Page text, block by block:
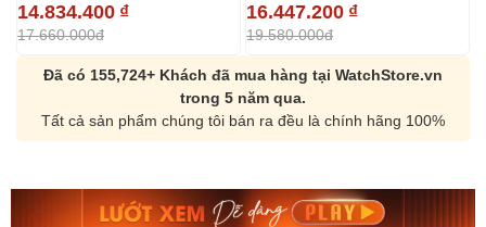
14.834.400 ₫
17.660.000đ
16.447.200 ₫
19.580.000đ
Đã có 155,724+ Khách đã mua hàng tại WatchStore.vn
trong 5 năm qua.
Tất cả sản phẩm chúng tôi bán ra đều là chính hãng 100%
Orient Nam RA-
Mua ngay
Casio Nam MTS-
Mua ngay